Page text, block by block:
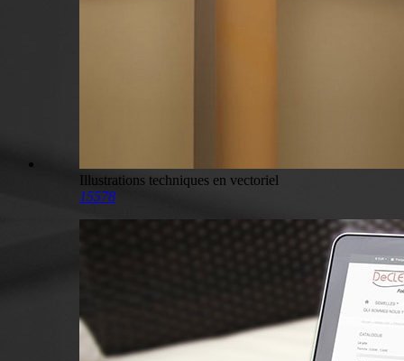
Illustrations techniques en vectoriel
15578